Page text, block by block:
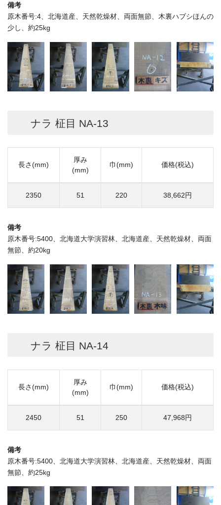
備考
原木番号:4、北海道産、天然乾燥材、両面無節、木裏ハブシほんの
少し、約25kg
ナラ 柾目 NA-13
長さ(mm)
厚み
(mm)
巾(mm) 価格(税込)
2350 51 220 38,662円
備考
原木番号:5400、北海道大学演習林、北海道産、天然乾燥材、両面
無節、約20kg
ナラ 柾目 NA-14
長さ(mm)
厚み
(mm)
巾(mm) 価格(税込)
2450 51 250 47,968円
備考
原木番号:5400、北海道大学演習林、北海道産、天然乾燥材、両面
無節、約25kg